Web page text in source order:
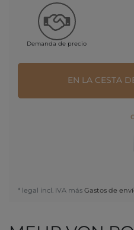
Demanda de precio
EN LA CESTA
* legal incl. IVA más Gastos de